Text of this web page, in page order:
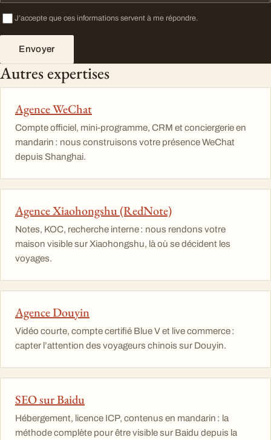
J’accepte que ces informations servent à me répondre.
Envoyer
Autres expertises
Agence WeChat
Compte officiel, mini-programme, CRM et conciergerie en
mandarin : nous construisons votre présence WeChat
depuis Shanghai.
Agence Xiaohongshu (RedNote)
Notes, KOC, recherche interne : nous rendons votre
maison visible sur Xiaohongshu, là où se décident les
voyages.
Agence Douyin
Vidéo courte, compte certifié Blue V et live commerce :
capter l’attention des voyageurs chinois sur Douyin.
SEO sur Baidu
Hébergement, licence ICP, contenus en mandarin : la
méthode complète pour être visible sur Baidu depuis la